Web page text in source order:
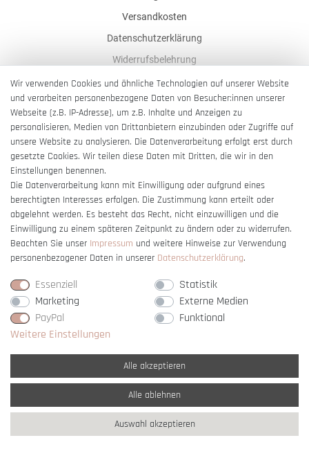
Versandkosten
Datenschutzerklärung
Widerrufsbelehrung
AGB
Impressum
Barrierefreiheitserklärung
Vertrag widerrufen
* Alle Preise verstehen sich inkl. gesetzl. MwSt. undzzgl. Versandkosten
** Nur innerhalb Deutschlands© copyright 2007-2026 Schmuck Krone / Alle
Rechte vorbehalten / powered bycreateyourtemplate
Wir verwenden Cookies und ähnliche Technologien auf unserer Website
und verarbeiten personenbezogene Daten von Besucher:innen unserer
Webseite (z.B. IP-Adresse), um z.B. Inhalte und Anzeigen zu
personalisieren, Medien von Drittanbietern einzubinden oder Zugriffe auf
unsere Website zu analysieren. Die Datenverarbeitung erfolgt erst durch
gesetzte Cookies. Wir teilen diese Daten mit Dritten, die wir in den
Einstellungen benennen.
Die Datenverarbeitung kann mit Einwilligung oder aufgrund eines
berechtigten Interesses erfolgen. Die Zustimmung kann erteilt oder
abgelehnt werden. Es besteht das Recht, nicht einzuwilligen und die
Einwilligung zu einem späteren Zeitpunkt zu ändern oder zu widerrufen.
Beachten Sie unser Impressum und weitere Hinweise zur Verwendung
personenbezogener Daten in unserer Daten­schutz­erklärung.
Essenziell
Statistik
Marketing
Externe Medien
PayPal
Funktional
Weitere Einstellungen
Alle akzeptieren
Alle ablehnen
Auswahl akzeptieren